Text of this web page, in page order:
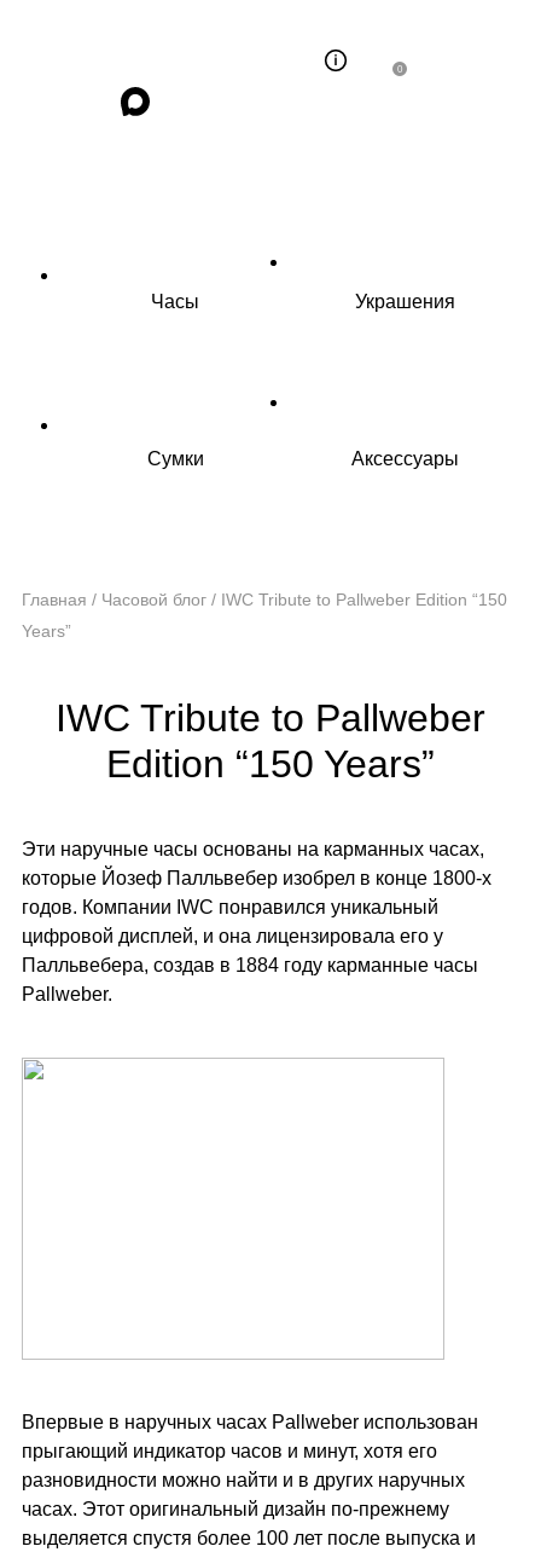
0
Часы Украшения
Сумки Аксессуары
Главная / Часовой блог / IWC Tribute to Pallweber Edition “150
Years”
IWC Tribute to Pallweber
Edition “150 Years”
Эти наручные часы основаны на карманных часах,
которые Йозеф Палльвебер изобрел в конце 1800-х
годов. Компании IWC понравился уникальный
цифровой дисплей, и она лицензировала его у
Палльвебера, создав в 1884 году карманные часы
Pallweber.
Впервые в наручных часах Pallweber использован
прыгающий индикатор часов и минут, хотя его
разновидности можно найти и в других наручных
часах. Этот оригинальный дизайн по-прежнему
выделяется спустя более 100 лет после выпуска и